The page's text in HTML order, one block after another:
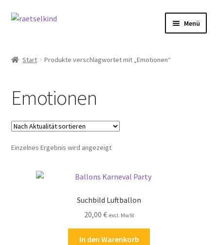
Zur
Zum
Menü
Cookie-Richtlinie (EU)
Datenschutzbelehrung
Echtheit von Bewertungen
Start Produkte verschlagwortet mit „Emotionen“
Emotionen
Einzelnes Ergebnis wird angezeigt
Suchbild Luftballon
20,00 € excl. MwSt
In den Warenkorb